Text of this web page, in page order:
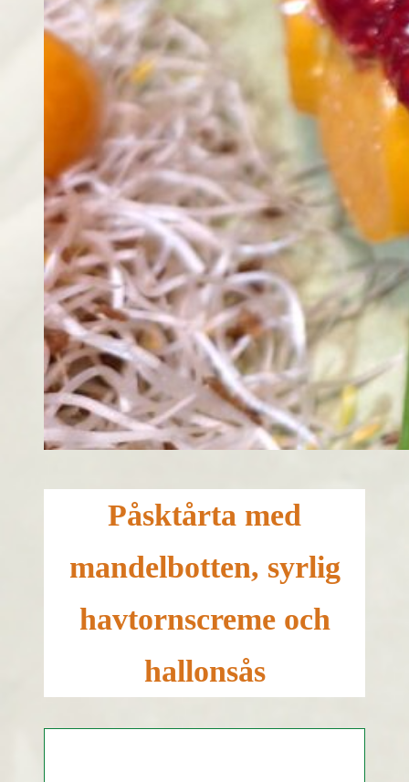
Påsktårta med
mandelbotten, syrlig
havtornscreme och
hallonsås